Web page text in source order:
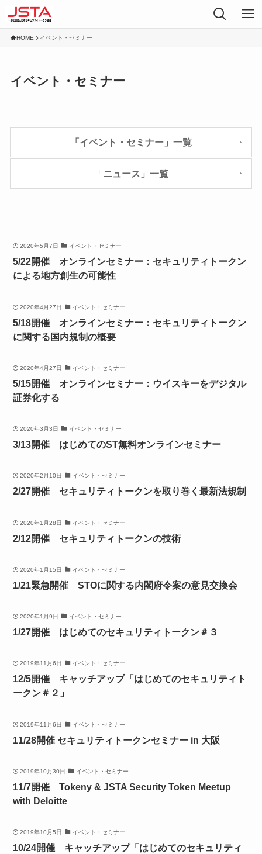
HOME イベント・セミナー
イベント・セミナー
「イベント・セミナー」一覧
「 ニュース」一覧
2020年5月7日 イベント・セミナー
5/22開催 オンラインセミナー：セキュリティトークン
による地方創生の可能性
2020年4月27日 イベント・セミナー
5/18開催 オンラインセミナー：セキュリティトークン
に関する国内規制の概要
2020年4月27日 イベント・セミナー
5/15開催 オンラインセミナー：ウイスキーをデジタル
証券化する
2020年3月3日 イベント・セミナー
3/13開催 はじめてのST無料オンラインセミナー
2020年2月10日 イベント・セミナー
2/27開催 セキュリティトークンを取り巻く最新法規制
2020年1月28日 イベント・セミナー
2/12開催 セキュリティトークンの技術
2020年1月15日 イベント・セミナー
1/21緊急開催 STOに関する内閣府令案の意見交換会
2020年1月9日 イベント・セミナー
1/27開催 はじめてのセキュリティトークン＃３
2019年11月6日 イベント・セミナー
12/5開催 キャッチアップ「はじめてのセキュリティト
ークン＃２」
2019年11月6日 イベント・セミナー
11/28開催 セキュリティトークンセミナー in 大阪
2019年10月30日 イベント・セミナー
11/7開催 Tokeny & JSTA Security Token Meetup
with Deloitte
2019年10月5日 イベント・セミナー
10/24開催 キャッチアップ「はじめてのセキュリティ